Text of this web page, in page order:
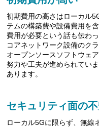
初期費用の高さはローカル
テムの構築費や設備費用を
費用が必要という話も伝わ
コアネットワーク設備のク
オープンソースソフトウェ
努力や工夫が進められてい
あります。
セキュリティ面の
ローカル5Gに限らず、無線